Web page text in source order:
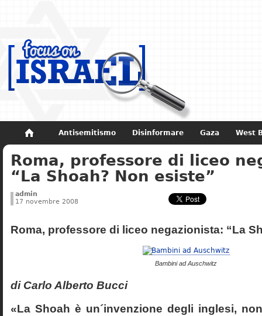
Antisemitismo Disinformare Gaza West
Non dimenticare Storia di Israele
Roma, professore di liceo
“La Shoah? Non esiste”
admin
17 novembre 2008
Roma, professore di liceo negazionista: “La
Bambini ad Auschwitz
di Carlo Alberto Bucci
«La Shoah è un´invenzione degli inglesi,